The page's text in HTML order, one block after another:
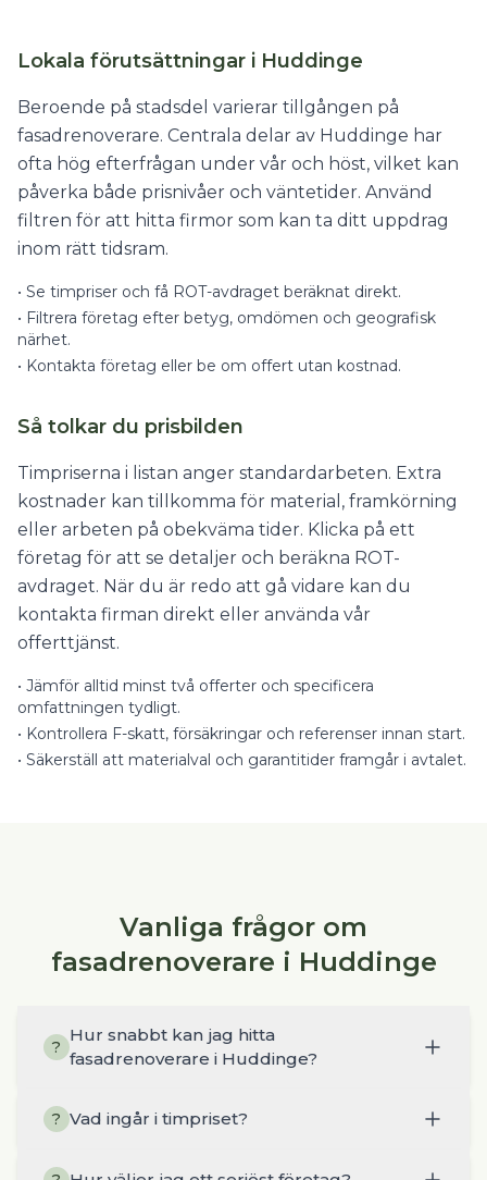
Lokala förutsättningar i Huddinge
Beroende på stadsdel varierar tillgången på
fasadrenoverare. Centrala delar av Huddinge har
ofta hög efterfrågan under vår och höst, vilket kan
påverka både prisnivåer och väntetider. Använd
filtren för att hitta firmor som kan ta ditt uppdrag
inom rätt tidsram.
• Se timpriser och få ROT-avdraget beräknat direkt.
• Filtrera företag efter betyg, omdömen och geografisk
närhet.
• Kontakta företag eller be om offert utan kostnad.
Så tolkar du prisbilden
Timpriserna i listan anger standardarbeten. Extra
kostnader kan tillkomma för material, framkörning
eller arbeten på obekväma tider. Klicka på ett
företag för att se detaljer och beräkna ROT-
avdraget. När du är redo att gå vidare kan du
kontakta firman direkt eller använda vår
offerttjänst.
• Jämför alltid minst två offerter och specificera
omfattningen tydligt.
• Kontrollera F-skatt, försäkringar och referenser innan start.
• Säkerställ att materialval och garantitider framgår i avtalet.
Vanliga frågor om
fasadrenoverare i Huddinge
?
Hur snabbt kan jag hitta
fasadrenoverare i Huddinge?
? Vad ingår i timpriset?